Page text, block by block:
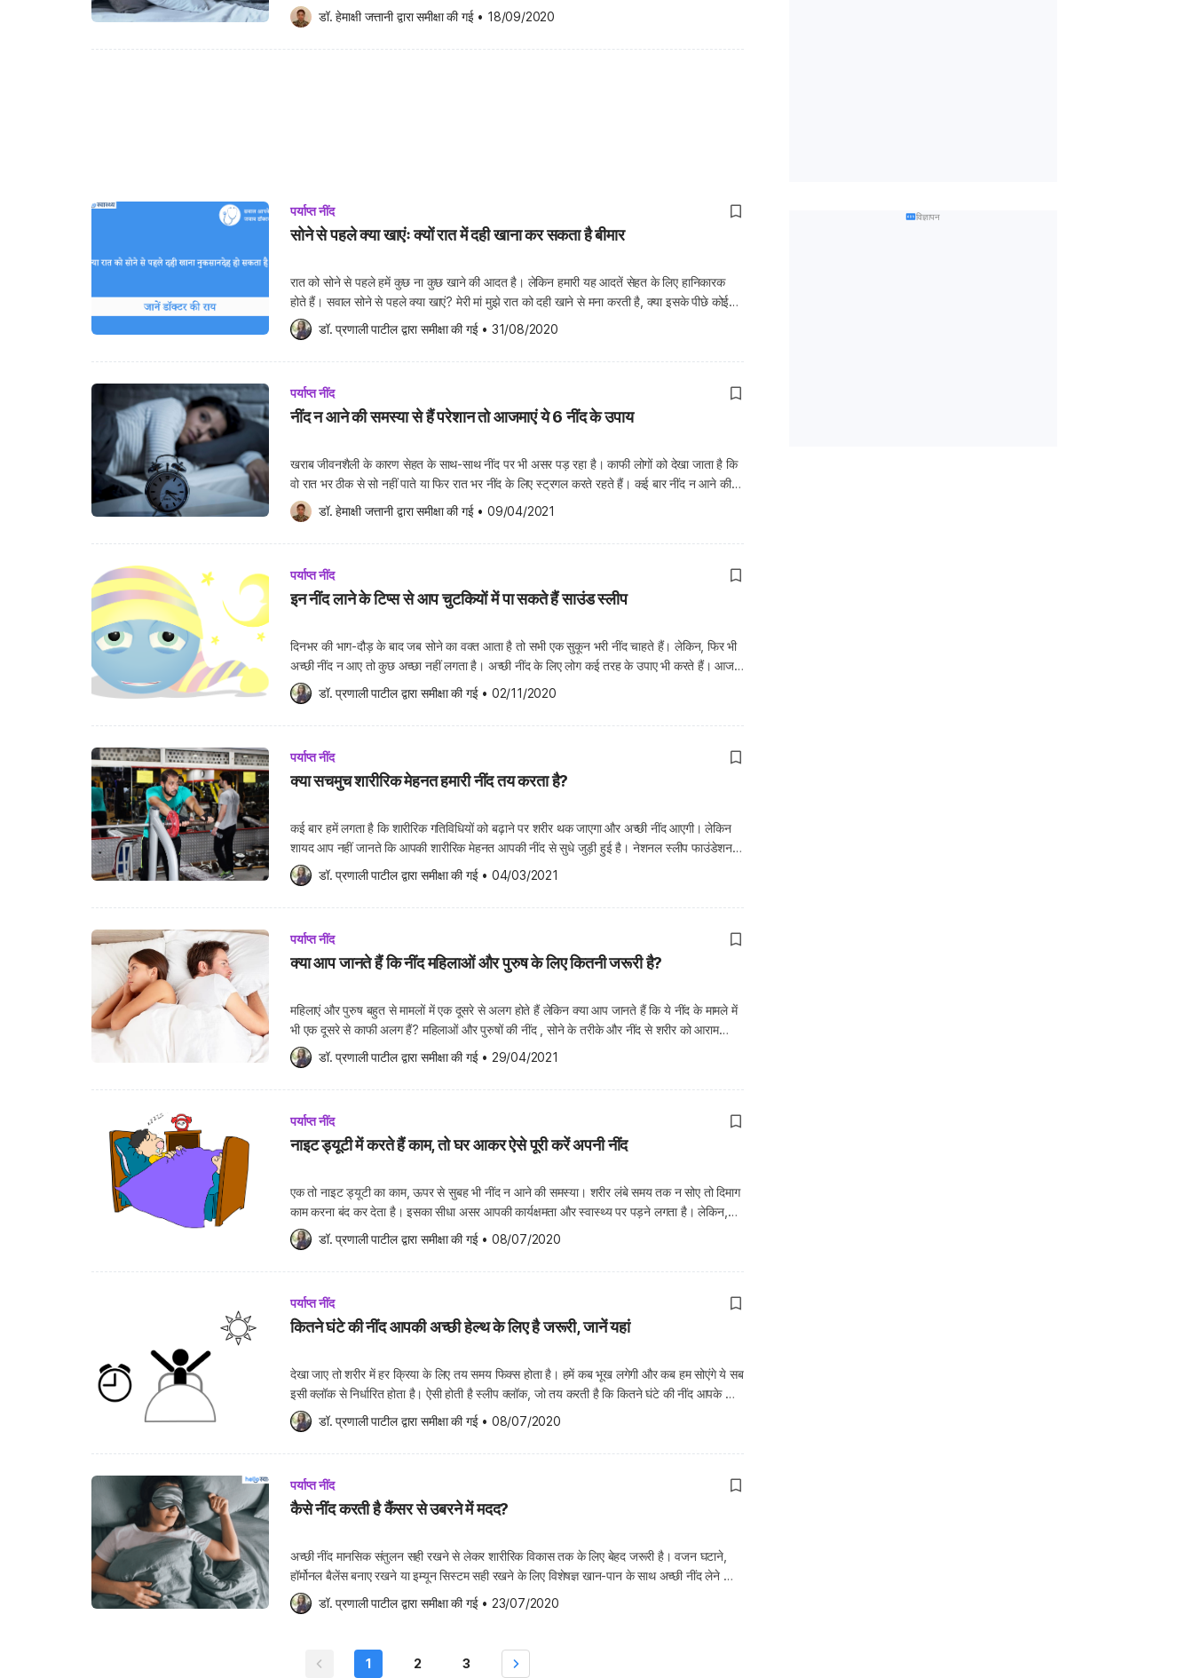
वहीं, यदि आप भरपूर नींद लेते हैं, तो दिमाग शांत रहता है और आपका मूड […]
डॉ. हेमाक्षी जत्तानी द्वारा समीक्षा की गई • 18/09/2020
पर्याप्त नींद
सोने से पहले क्या खाएंः क्यों रात में दही खाना कर सकता है बीमार
रात को सोने से पहले हमें कुछ ना कुछ खाने की आदत है। लेकिन हमारी यह आदतें सेहत के लिए हानिकारक
होते हैं। सवाल सोने से पहले क्या खाएं? मेरी मां मुझे रात को दही खाने से मना करती है, क्या इसके पीछे कोई
साइंटिफिक वजह है, क्या आप रात को हेल्दी डायट के बारे में कुछ […]
डॉ. प्रणाली पाटील द्वारा समीक्षा की गई • 31/08/2020
पर्याप्त नींद
नींद न आने की समस्या से हैं परेशान तो आजमाएं ये 6 नींद के उपाय
खराब जीवनशैली के कारण सेहत के साथ-साथ नींद पर भी असर पड़ रहा है। काफी लोगों को देखा जाता है कि
वो रात भर ठीक से सो नहीं पाते या फिर रात भर नींद के लिए स्ट्रगल करते रहते हैं। कई बार नींद न आने की
समस्या इतनी बढ़ जाती है कि उनकी सेहत खराब […]
डॉ. हेमाक्षी जत्तानी द्वारा समीक्षा की गई • 09/04/2021
पर्याप्त नींद
इन नींद लाने के टिप्स से आप चुटकियों में पा सकते हैं साउंड स्लीप
दिनभर की भाग-दौड़ के बाद जब सोने का वक्त आता है तो सभी एक सुकून भरी नींद चाहते हैं। लेकिन, फिर भी
अच्छी नींद न आए तो कुछ अच्छा नहीं लगता है। अच्छी नींद के लिए लोग कई तरह के उपाए भी करते हैं। आज
इस आर्टिकल में आप जानेंगे कि कैसे आप चुटकियों में […]
डॉ. प्रणाली पाटील द्वारा समीक्षा की गई • 02/11/2020
पर्याप्त नींद
क्या सचमुच शारीरिक मेहनत हमारी नींद तय करता है?
कई बार हमें लगता है कि शारीरिक गतिविधियों को बढ़ाने पर शरीर थक जाएगा और अच्छी नींद आएगी। लेकिन
शायद आप नहीं जानते कि आपकी शारीरिक मेहनत आपकी नींद से सुधे जुड़ी हुई है। नेशनल स्लीप फाउंडेशन
की रिपोर्ट के आधार पर अगर आप कंस्ट्रक्शन, फिटनेस या फिर शारीरिक तनाव से जुड़े किसी पेशे में […]
डॉ. प्रणाली पाटील द्वारा समीक्षा की गई • 04/03/2021
पर्याप्त नींद
क्या आप जानते हैं कि नींद महिलाओं और पुरुष के लिए कितनी जरूरी है?
महिलाएं और पुरुष बहुत से मामलों में एक दूसरे से अलग होते हैं लेकिन क्या आप जानते हैं कि ये नींद के मामले में
भी एक दूसरे से काफी अलग हैं? महिलाओं और पुरुषों की नींद , सोने के तरीके और नींद से शरीर को आराम
मिलने की प्रक्रिया में कई अंतर हैं। इस आर्टिकल […]
डॉ. प्रणाली पाटील द्वारा समीक्षा की गई • 29/04/2021
पर्याप्त नींद
नाइट ड्यूटी में करते हैं काम, तो घर आकर ऐसे पूरी करें अपनी नींद
एक तो नाइट ड्यूटी का काम, ऊपर से सुबह भी नींद न आने की समस्या। शरीर लंबे समय तक न सोए तो दिमाग
काम करना बंद कर देता है। इसका सीधा असर आपकी कार्यक्षमता और स्वास्थ्य पर पड़ने लगता है। लेकिन,
काम करना भी तो एक मजबूरी है। ऐसे में अगर आप नाइट ड्यूटी करते […]
डॉ. प्रणाली पाटील द्वारा समीक्षा की गई • 08/07/2020
पर्याप्त नींद
कितने घंटे की नींद आपकी अच्छी हेल्थ के लिए है जरूरी, जानें यहां
देखा जाए तो शरीर में हर क्रिया के लिए तय समय फिक्स होता है। हमें कब भूख लगेगी और कब हम सोएंगे ये सब
इसी क्लॉक से निर्धारित होता है। ऐसी होती है स्लीप क्लॉक, जो तय करती है कि कितने घंटे की नींद आपके लिए
जरूरी है। ऐसे में इसे समझना बेहद जरूरी है। […]
डॉ. प्रणाली पाटील द्वारा समीक्षा की गई • 08/07/2020
पर्याप्त नींद
कैसे नींद करती है कैंसर से उबरने में मदद?
अच्छी नींद मानसिक संतुलन सही रखने से लेकर शारीरिक विकास तक के लिए बेहद जरूरी है। वजन घटाने,
हॉर्मोनल बैलेंस बनाए रखने या इम्यून सिस्टम सही रखने के लिए विशेषज्ञ खान-पान के साथ अच्छी नींद लेने की
भी सलाह देते हैं। लेकिन, क्या आप जानते हैं कि अच्छी नींद आपको कैंसर जैसी गंभीर बीमारी से […]
डॉ. प्रणाली पाटील द्वारा समीक्षा की गई • 23/07/2020
1 2 3
विज्ञापन